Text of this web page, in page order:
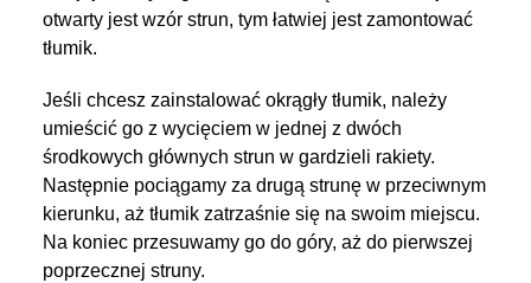
otwarty jest wzór strun, tym łatwiej jest zamontować
tłumik.
Jeśli chcesz zainstalować okrągły tłumik, należy
umieścić go z wycięciem w jednej z dwóch
środkowych głównych strun w gardzieli rakiety.
Następnie pociągamy za drugą strunę w przeciwnym
kierunku, aż tłumik zatrzaśnie się na swoim miejscu.
Na koniec przesuwamy go do góry, aż do pierwszej
poprzecznej struny.